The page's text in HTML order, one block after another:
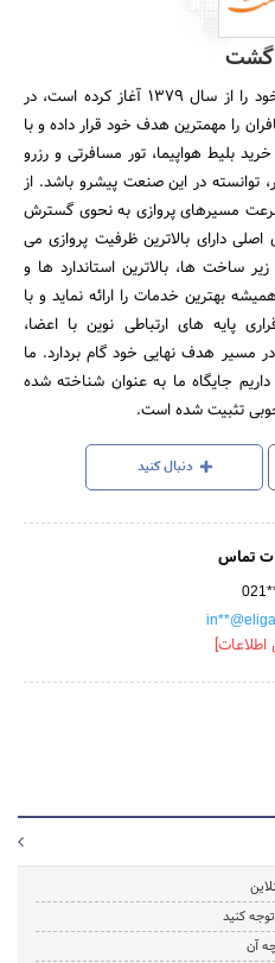
گشت
آژانس هواپیمایی الی گشت فعالیت خود را از سال 1379 آغاز کرده است، در
را مهمترین هدف خود قرار داده و با
بلیط هواپیما، تور مسافرتی و رزرو
توانسته در این صنعت پیشرو باشد. از
مسیرهای پروازی به نحوی گسترش
دارای بالاترین ظرفیت پروازی می
ساخت ها، بالاترین استاندارد ها و
بهترین خدمات را ارائه نماید و با
پایه های ارتباطی نوین با اعضا،
در مسیر هدف نهایی خود گام بردارد. ما
جایگاه ما به عنوان شناخته شده
تثبیت شده است.
دنبال کنید
تماس
کنید
آن